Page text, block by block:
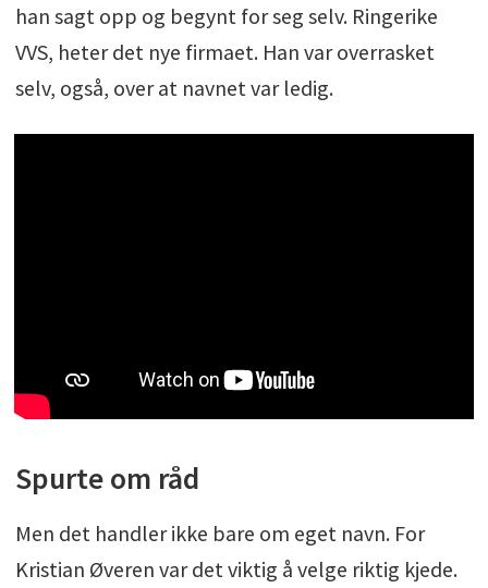
han sagt opp og begynt for seg selv. Ringerike
VVS, heter det nye firmaet. Han var overrasket
selv, også, over at navnet var ledig.
Spurte om råd
Men det handler ikke bare om eget navn. For
Kristian Øveren var det viktig å velge riktig kjede.